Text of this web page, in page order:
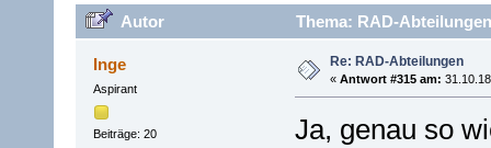
Autor Thema: RAD-
Inge
Aspirant
Beiträge: 20
Re: RAD-Abteilungen
« Antwort #315 am:
Ja, genau so